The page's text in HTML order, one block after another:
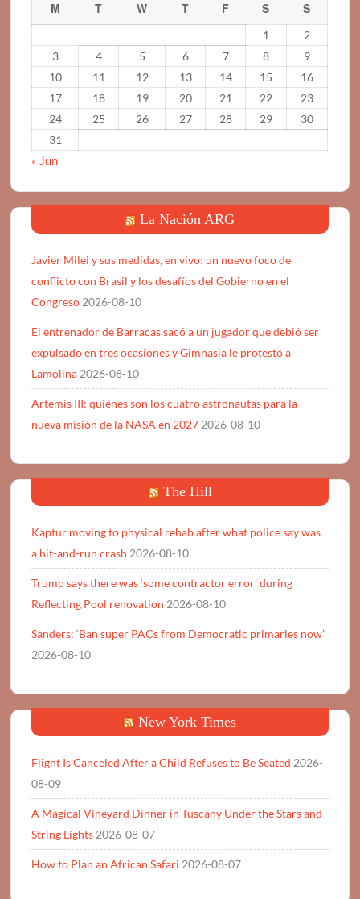
M T W T F S S
1
2
3
4 5 6 7 8
9
10
11 12 13 14 15
16
17
18 19 20 21 22
23
24
25 26 27 28 29
30
31
« Jun
La Nación ARG
Javier Milei y sus medidas, en vivo: un nuevo foco de
conflicto con Brasil y los desafíos del Gobierno en el
Congreso 2026-08-10
El entrenador de Barracas sacó a un jugador que debió ser
expulsado en tres ocasiones y Gimnasia le protestó a
Lamolina 2026-08-10
Artemis III: quiénes son los cuatro astronautas para la
nueva misión de la NASA en 2027 2026-08-10
The Hill
Kaptur moving to physical rehab after what police say was
a hit-and-run crash 2026-08-10
Trump says there was ‘some contractor error’ during
Reflecting Pool renovation 2026-08-10
Sanders: ‘Ban super PACs from Democratic primaries now’
2026-08-10
New York Times
Flight Is Canceled After a Child Refuses to Be Seated 2026-
08-09
A Magical Vineyard Dinner in Tuscany Under the Stars and
String Lights 2026-08-07
How to Plan an African Safari 2026-08-07